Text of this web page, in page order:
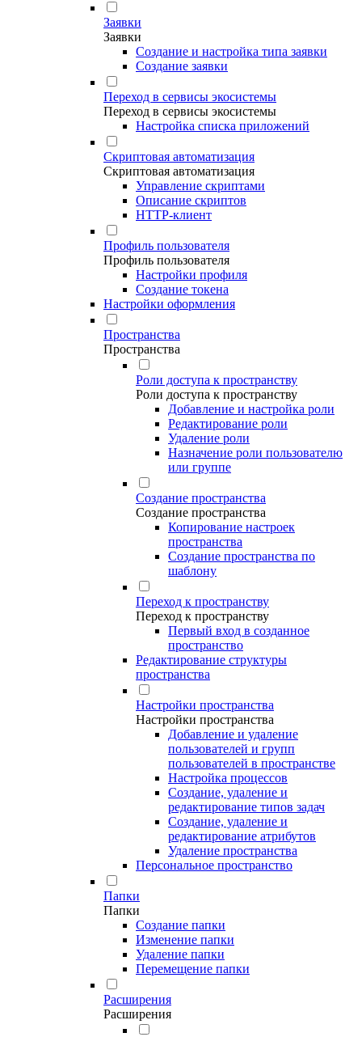
Заявки
Заявки
Создание и настройка типа заявки
Создание заявки
Переход в сервисы экосистемы
Переход в сервисы экосистемы
Настройка списка приложений
Скриптовая автоматизация
Скриптовая автоматизация
Управление скриптами
Описание скриптов
HTTP-клиент
Профиль пользователя
Профиль пользователя
Настройки профиля
Создание токена
Настройки оформления
Пространства
Пространства
Роли доступа к пространству
Роли доступа к пространству
Добавление и настройка роли
Редактирование роли
Удаление роли
Назначение роли пользователю
или группе
Создание пространства
Создание пространства
Копирование настроек
пространства
Создание пространства по
шаблону
Переход к пространству
Переход к пространству
Первый вход в созданное
пространство
Редактирование структуры
пространства
Настройки пространства
Настройки пространства
Добавление и удаление
пользователей и групп
пользователей в пространстве
Настройка процессов
Создание, удаление и
редактирование типов задач
Создание, удаление и
редактирование атрибутов
Удаление пространства
Персональное пространство
Папки
Папки
Создание папки
Изменение папки
Удаление папки
Перемещение папки
Расширения
Расширения